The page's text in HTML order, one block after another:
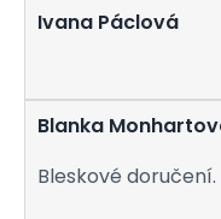
Ivana Páclová
Blanka
Bleskové doručení.